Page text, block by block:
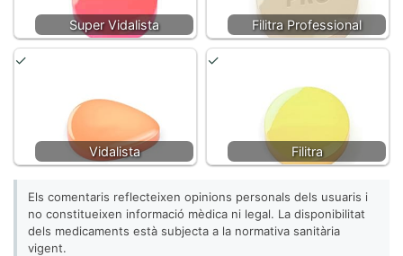
Super Vidalista Filitra Professional
Vidalista Filitra
Els comentaris reflecteixen opinions personals dels usuaris i
no constitueixen informació mèdica ni legal. La disponibilitat
dels medicaments està subjecta a la normativa sanitària
vigent.